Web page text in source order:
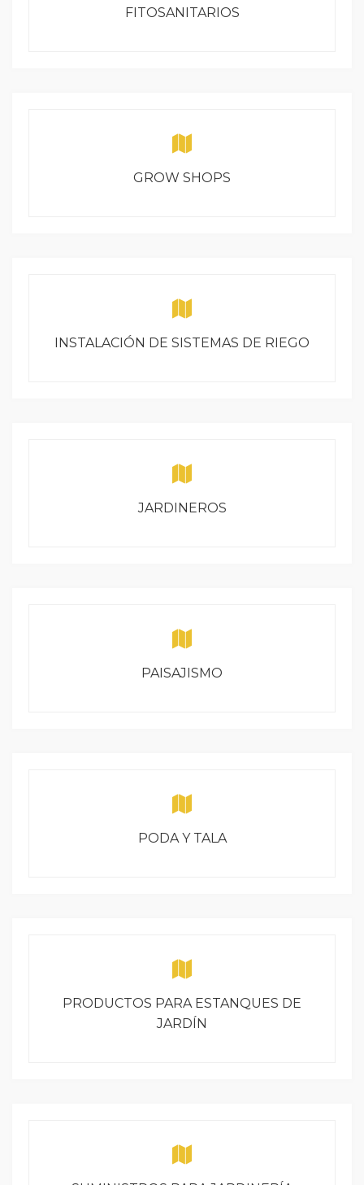
FITOSANITARIOS
GROW SHOPS
INSTALACIÓN DE SISTEMAS DE RIEGO
JARDINEROS
PAISAJISMO
PODA Y TALA
PRODUCTOS PARA ESTANQUES DE
JARDÍN